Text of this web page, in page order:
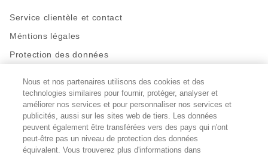
Service clientèle et contact
Méntions légales
Protection des données
Restez en contact!
Facebook
http://twitter.com/migros
https://www.youtube.com/user/
PinterestInstagram
Paramètres des cookies
Nous et nos partenaires utilisons des cookies et des
technologies similaires pour fournir, protéger, analyser et
améliorer nos services et pour personnaliser nos services et
publicités, aussi sur les sites web de tiers. Les données
peuvent également être transférées vers des pays qui n'ont
peut-être pas un niveau de protection des données
équivalent. Vous trouverez plus d'informations dans